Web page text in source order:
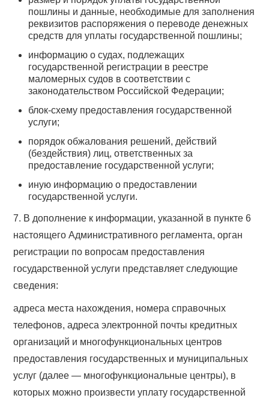
пошлины и данные, необходимые для заполнения
реквизитов распоряжения о переводе денежных
средств для уплаты государственной пошлины;
информацию о судах, подлежащих
государственной регистрации в реестре
маломерных судов в соответствии с
законодательством Российской Федерации;
блок-схему предоставления государственной
услуги;
порядок обжалования решений, действий
(бездействия) лиц, ответственных за
предоставление государственной услуги;
иную информацию о предоставлении
государственной услуги.
7. В дополнение к информации, указанной в пункте 6
настоящего Административного регламента, орган
регистрации по вопросам предоставления
государственной услуги представляет следующие
сведения:
адреса места нахождения, номера справочных
телефонов, адреса электронной почты кредитных
организаций и многофункциональных центров
предоставления государственных и муниципальных
услуг (далее — многофункциональные центры), в
которых можно произвести уплату государственной